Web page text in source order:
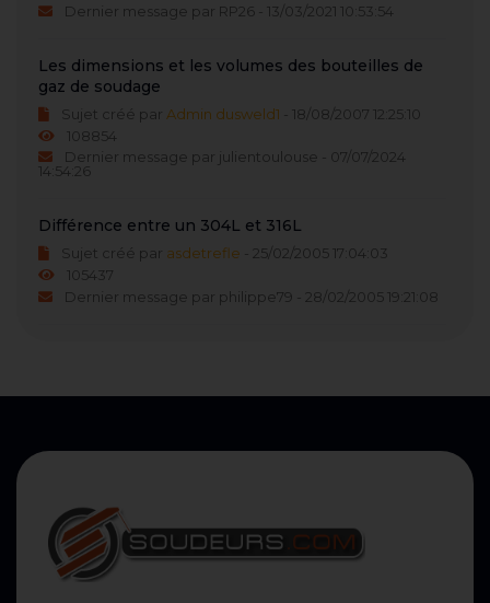
Dernier message par RP26 - 13/03/2021 10:53:54
Les dimensions et les volumes des bouteilles de
gaz de soudage
Sujet créé par Admin dusweld1 - 18/08/2007 12:25:10
108854
Dernier message par julientoulouse - 07/07/2024
14:54:26
Différence entre un 304L et 316L
Sujet créé par asdetrefle - 25/02/2005 17:04:03
105437
Dernier message par philippe79 - 28/02/2005 19:21:08